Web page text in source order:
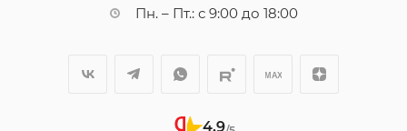
Пн. – Пт.: с 9:00 до 18:00
4,9